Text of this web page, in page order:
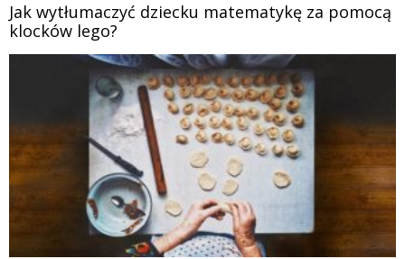
Jak wytłumaczyć dziecku matematykę za pomocą
klocków lego?